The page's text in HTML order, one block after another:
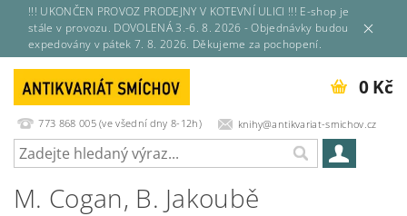
!!! UKONČEN PROVOZ PRODEJNY V KOTEVNÍ ULICI !!! E-shop je
stále v provozu. DOVOLENÁ 3.-6. 8. 2026 - Objednávky budou
expedovány v pátek 7. 8. 2026. Děkujeme za pochopení.
773 868 005 (ve všední dny 8-12h) knihy@antikvariat-smichov.cz
0 Kč
M. Cogan, B. Jakoubě